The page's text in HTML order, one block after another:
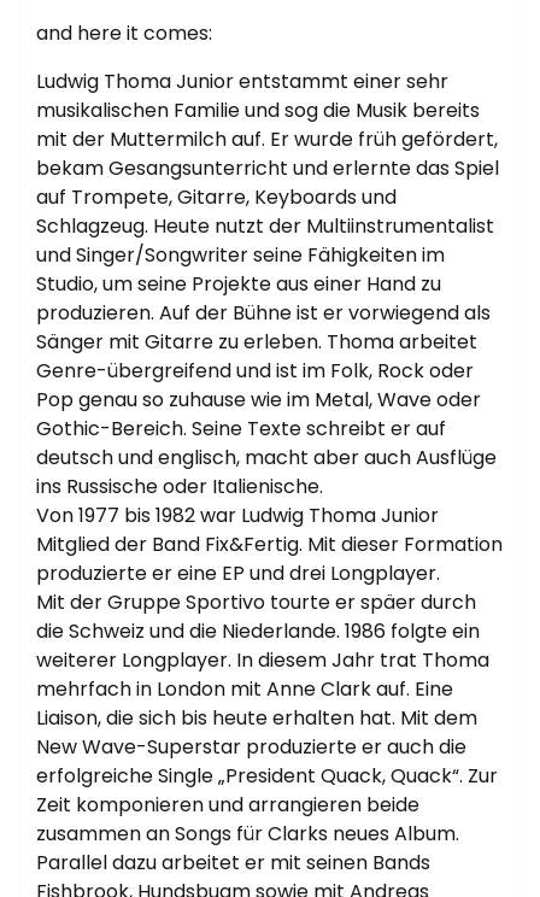
and here it comes:
Ludwig Thoma Junior entstammt einer sehr
musikalischen Familie und sog die Musik bereits
mit der Muttermilch auf. Er wurde früh gefördert,
bekam Gesangsunterricht und erlernte das Spiel
auf Trompete, Gitarre, Keyboards und
Schlagzeug. Heute nutzt der Multiinstrumentalist
und Singer/Songwriter seine Fähigkeiten im
Studio, um seine Projekte aus einer Hand zu
produzieren. Auf der Bühne ist er vorwiegend als
Sänger mit Gitarre zu erleben. Thoma arbeitet
Genre-übergreifend und ist im Folk, Rock oder
Pop genau so zuhause wie im Metal, Wave oder
Gothic-Bereich. Seine Texte schreibt er auf
deutsch und englisch, macht aber auch Ausflüge
ins Russische oder Italienische.
Von 1977 bis 1982 war Ludwig Thoma Junior
Mitglied der Band Fix&Fertig. Mit dieser Formation
produzierte er eine EP und drei Longplayer.
Mit der Gruppe Sportivo tourte er späer durch
die Schweiz und die Niederlande. 1986 folgte ein
weiterer Longplayer. In diesem Jahr trat Thoma
mehrfach in London mit Anne Clark auf. Eine
Liaison, die sich bis heute erhalten hat. Mit dem
New Wave-Superstar produzierte er auch die
erfolgreiche Single „President Quack, Quack“. Zur
Zeit komponieren und arrangieren beide
zusammen an Songs für Clarks neues Album.
Parallel dazu arbeitet er mit seinen Bands